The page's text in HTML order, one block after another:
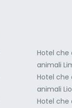
Hotel
animali
Hotel
animali
Hotel